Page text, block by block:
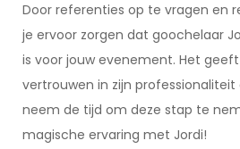
Door referenties op te vragen en
je ervoor zorgen dat goochelaar
is voor jouw evenement. Het
vertrouwen in zijn professionaliteit
neem de tijd om deze stap te
magische ervaring met Jordi!